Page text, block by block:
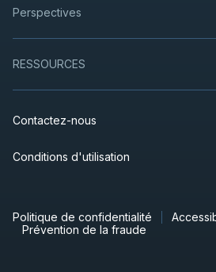
Perspectives
RESSOURCES
Contactez-nous
Conditions d'utilisation
Politique de confidentialité
Prévention de la fraude